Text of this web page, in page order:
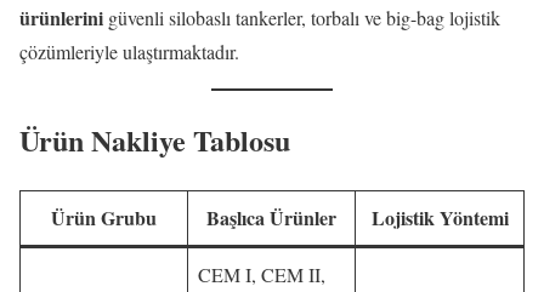
ürünlerini güvenli silobaslı tankerler, torbalı ve big-bag lojistik
çözümleriyle ulaştırmaktadır.
Ürün Nakliye Tablosu
Ürün Grubu Başlıca Ürünler Lojistik Yöntemi
CEM I, CEM II,